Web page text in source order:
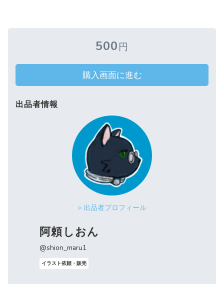
500円
購入画面に進む
出品者情報
> 出品者プロフィール
阿頼しおん
@shion_maru1
イラスト依頼・販売